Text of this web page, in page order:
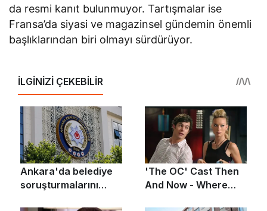
da resmi kanıt bulunmuyor. Tartışmalar ise
Fransa’da siyasi ve magazinsel gündemin önemli
başlıklarından biri olmayı sürdürüyor.